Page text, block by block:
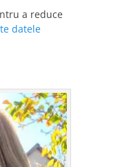
a reduce
datele